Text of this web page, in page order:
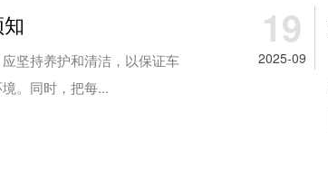
坚持养护和清洁，以保证车
。同时，把每...
19
2025-09